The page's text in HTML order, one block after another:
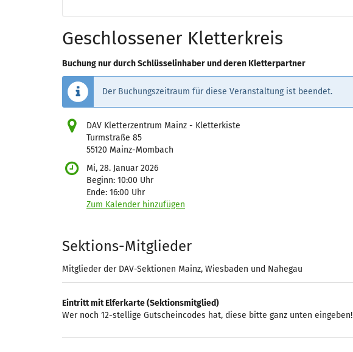
Geschlossener Kletterkreis
Buchung nur durch Schlüsselinhaber und deren Kletterpartner
Der Buchungszeitraum für diese Veranstaltung ist beendet.
DAV Kletterzentrum Mainz - Kletterkiste
Turmstraße 85
55120 Mainz-Mombach
Mi, 28. Januar 2026
Beginn: 10:00 Uhr
Ende: 16:00 Uhr
Zum Kalender hinzufügen
Produkte
Sektions-Mitglieder
Mitglieder der DAV-Sektionen Mainz, Wiesbaden und Nahegau
Eintritt mit Elferkarte (Sektionsmitglied)
Wer noch 12-stellige Gutscheincodes hat, diese bitte ganz unten eingeben!